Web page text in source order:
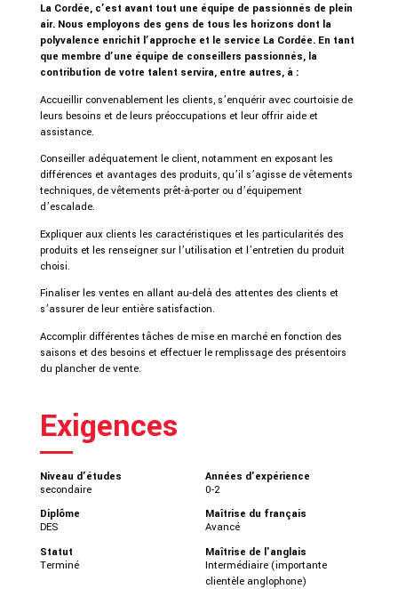
La Cordée, c’est avant tout une équipe de passionnés de plein
air. Nous employons des gens de tous les horizons dont la
polyvalence enrichit l’approche et le service La Cordée. En tant
que membre d’une équipe de conseillers passionnés, la
contribution de votre talent servira, entre autres, à :
Accueillir convenablement les clients, s’enquérir avec courtoisie de
leurs besoins et de leurs préoccupations et leur offrir aide et
assistance.
Conseiller adéquatement le client, notamment en exposant les
différences et avantages des produits, qu’il s’agisse de vêtements
techniques, de vêtements prêt-à-porter ou d’équipement
d’escalade.
Expliquer aux clients les caractéristiques et les particularités des
produits et les renseigner sur l’utilisation et l’entretien du produit
choisi.
Finaliser les ventes en allant au-delà des attentes des clients et
s’assurer de leur entière satisfaction.
Accomplir différentes tâches de mise en marché en fonction des
saisons et des besoins et effectuer le remplissage des présentoirs
du plancher de vente.
Exigences
Niveau d'études
secondaire
Diplôme
DES
Statut
Terminé
Années d'expérience
0-2
Maîtrise du français
Avancé
Maîtrise de l'anglais
Intermédiaire (importante
clientèle anglophone)